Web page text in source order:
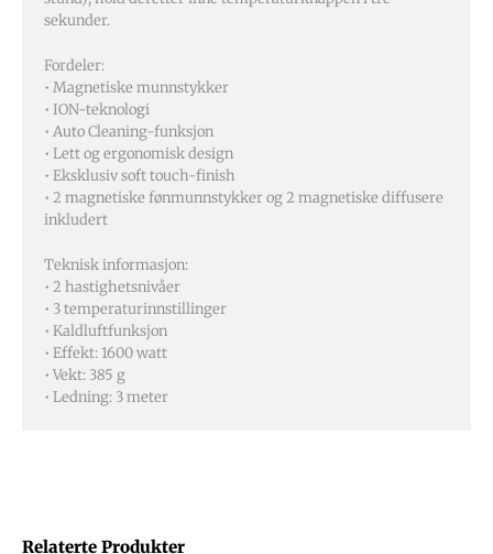
Relaterte Produkter
sekunder.
Fordeler:
• Magnetiske munnstykker
• ION-teknologi
• Auto Cleaning-funksjon
• Lett og ergonomisk design
• Eksklusiv soft touch-finish
• 2 magnetiske fønmunnstykker og 2 magnetiske diffusere
inkludert
Teknisk informasjon:
• 2 hastighetsnivåer
• 3 temperaturinnstillinger
• Kaldluftfunksjon
• Effekt: 1600 watt
• Vekt: 385 g
• Ledning: 3 meter